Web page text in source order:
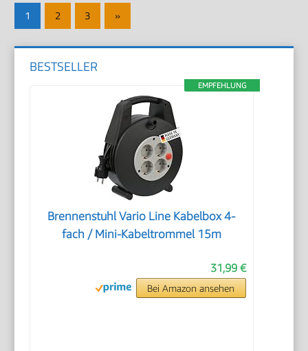
Seitennummerierung
der
Beiträge
1 2 3
Nächste
Beiträge
»
BESTSELLER
EMPFEHLUNG
Brennenstuhl Vario Line Kabelbox 4-
fach / Mini-Kabeltrommel 15m
31,99 €
Bei Amazon ansehen